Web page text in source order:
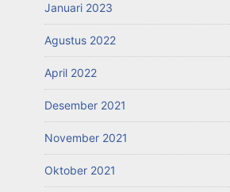
Januari 2023
Agustus 2022
April 2022
Desember 2021
November 2021
Oktober 2021